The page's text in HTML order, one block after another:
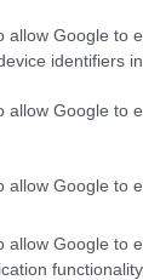
allow Google to
identifiers
allow Google to
allow Google to
allow Google to